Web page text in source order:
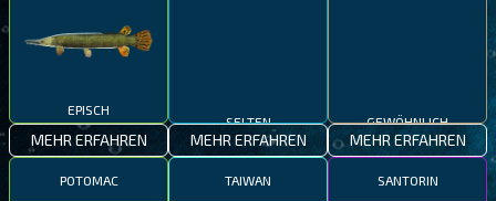
EPISCH
MEHR ERFAHREN
SELTEN
MEHR ERFAHREN
GEWÖHNLICH
MEHR ERFAHREN
POTOMAC TAIWAN SANTORIN